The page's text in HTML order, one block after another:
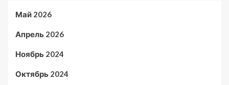
Май 2026
Апрель 2026
Ноябрь 2024
Октябрь 2024